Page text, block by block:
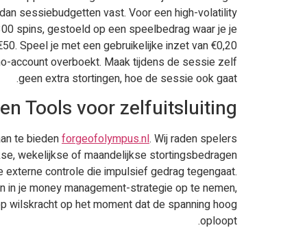
sessiebudgetten vast. Voor een high-volatility
spins, gestoeld op een speelbedrag waar je je
Speel je met een gebruikelijke inzet van €0,20
account overboekt. Maak tijdens de sessie zelf
geen extra stortingen, hoe de sessie ook gaat.
Tools voor zelfuitsluiting
te biedenforgeofolympus.nl. Wij raden spelers
wekelijkse of maandelijkse stortingsbedragen
controle die impulsief gedrag tegengaat.
je money management-strategie op te nemen,
wilskracht op het moment dat de spanning hoog
oploopt.